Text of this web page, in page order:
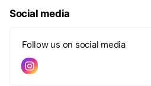
Social media
Follow us on social media